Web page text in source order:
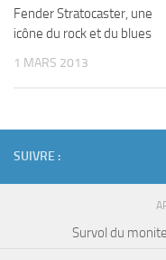
Fender Stratocaster, une
icône du rock et du blues
1 MARS 2013
SUIVRE :
Survol du